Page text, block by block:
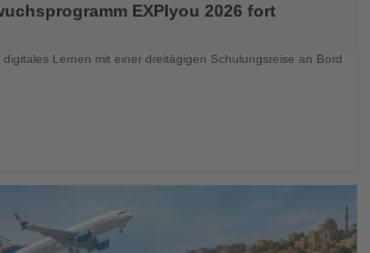
EXPIyou 2026 fort
Lernen mit einer dreitägigen Schulungsreise an Bord